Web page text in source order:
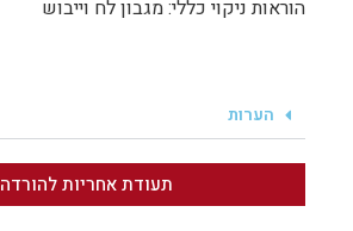
הוראות ניקוי כללי: מגבון לח וייבוש
הערות
תעודת אחריות להורדה